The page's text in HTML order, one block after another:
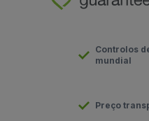
Controlos
mundial
Preço